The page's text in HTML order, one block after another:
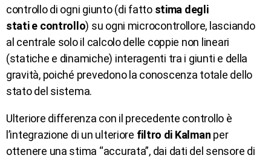
controllo di ogni giunto (di fatto stima degli
stati e controllo) su ogni microcontrollore, lasciando
al centrale solo il calcolo delle coppie non lineari
(statiche e dinamiche) interagenti tra i giunti e della
gravità, poiché prevedono la conoscenza totale dello
stato del sistema.
Ulteriore differenza con il precedente controllo è
l’integrazione di un ulteriore filtro di Kalman per
ottenere una stima “accurata”, dai dati del sensore di